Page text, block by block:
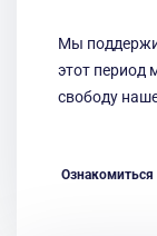
Мы
этот период
свободу
Ознакомиться